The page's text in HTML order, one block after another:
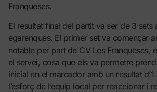
Franqueses.
El resultat final del partit va ser de 3 sets
egarenques. El primer set va començar
notable per part de CV Les Franqueses,
el servei, cosa que els va permetre
inicial en el marcador amb un resultat d’1
l’esforç de l’equip local per reaccionar i